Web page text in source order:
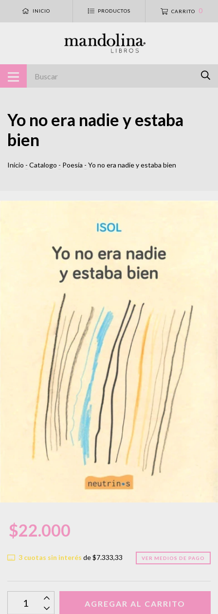
INICIO PRODUCTOS CARRITO 0
Yo no era nadie y estaba
bien
Inicio - Catalogo - Poesía - Yo no era nadie y estaba bien
$22.000
3cuotas sin interés de$7.333,33 VER MEDIOS DE PAGO